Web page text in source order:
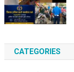
CATEGORIES